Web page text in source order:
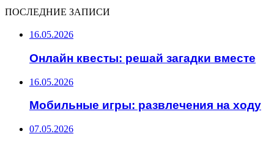
ПОСЛЕДНИЕ ЗАПИСИ
16.05.2026
Онлайн квесты: решай загадки вместе
16.05.2026
Мобильные игры: развлечения на ходу
07.05.2026